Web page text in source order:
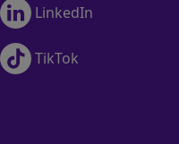
LinkedIn
TikTok